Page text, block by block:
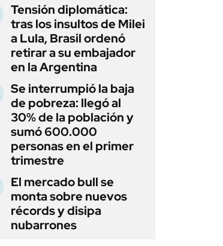
Tensión diplomática:
tras los insultos de Milei
a Lula, Brasil ordenó
retirar a su embajador
en la Argentina
Se interrumpió la baja
de pobreza: llegó al
30% de la población y
sumó 600.000
personas en el primer
trimestre
El mercado bull se
monta sobre nuevos
récords y disipa
nubarrones